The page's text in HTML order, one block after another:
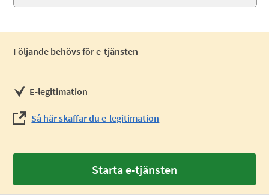
Följande behövs för e-tjänsten
E-legitimation
Så här skaffar du e-legitimation
Starta e-tjänsten